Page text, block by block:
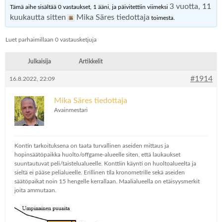
Tämä aihe sisältää 0 vastaukset, 1 ääni, ja päivitettiin viimeksi 3 vuotta, 11
kuukautta sitten
Mika Säres tiedottaja toimesta.
Luet parhaimillaan 0 vastausketjuja
Julkaisija Artikkelit
16.8.2022, 22:09 #1914
Mika Säres tiedottaja
Avainmestari
Kontin tarkoituksena on taata turvallinen aseiden mittaus ja
hopinsäätöpaikka huolto/offgame-alueelle siten, että laukaukset
suuntautuvat peli/taistelualueelle. Konttiin käynti on huoltoalueelta ja
sieltä ei pääse pelialueelle. Erillinen tila kronometrille sekä aseiden
säätöpaikat noin 15 hengelle kerrallaan. Maalialueella on etäisyysmerkit
joita ammutaan.